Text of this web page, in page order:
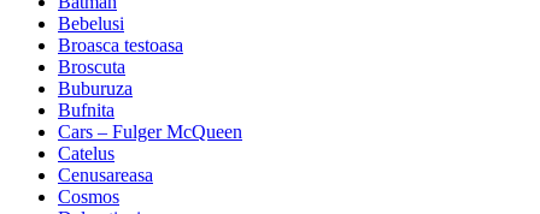
Bebelusi
Broasca testoasa
Broscuta
Buburuza
Bufnita
Cars – Fulger McQueen
Catelus
Cenusareasa
Cosmos